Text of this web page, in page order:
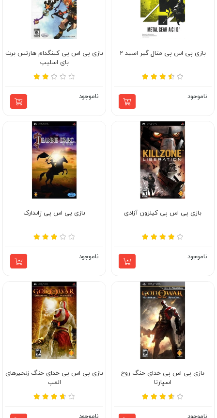
بازی پی اس پی متال گیر اسید 2
ناموجود
بازی پی اس پی کینگدام هارتس برث
بای اسلیپ
ناموجود
بازی پی اس پی کیلزون آزادی
ناموجود
بازی پی اس پی ژاندارک
ناموجود
بازی پی اس پی خدای جنگ روح
اسپارتا
بازی پی اس پی خدای جنگ زنجیرهای
المپ